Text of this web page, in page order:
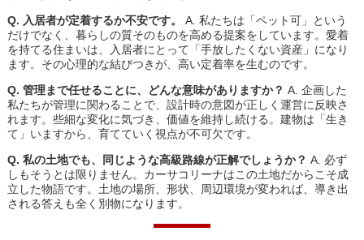
Q. 入居者が定着するか不安です。
A. 私たちは「ペット可」という
だけでなく、暮らしの質そのものを高める提案をしています。愛着
を持てる住まいは、入居者にとって「手放したくない資産」になり
ます。その心理的な結びつきが、高い定着率を生むのです。
Q. 管理まで任せることに、どんな意味がありますか？ A. 企画した
私たちが管理に関わることで、設計時の意図が正しく運営に反映さ
れます。些細な変化に気づき、価値を維持し続ける。建物は「生き
て」いますから、育てていく視点が不可欠です。
Q. 私の土地でも、同じような高級路線が正解でしょうか？ A. 必ず
しもそうとは限りません。カーサコリーナはこの土地だからこそ成
立した物語です。土地の場所、形状、周辺環境が変われば、導き出
される答えも全く別物になります。